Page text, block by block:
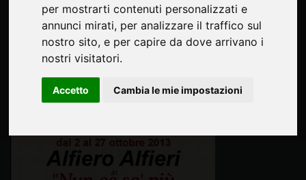
per mostrarti contenuti personalizzati e
annunci mirati, per analizzare il traffico sul
nostro sito, e per capire da dove arrivano i
nostri visitatori.
Accetto Cambia le mie impostazioni